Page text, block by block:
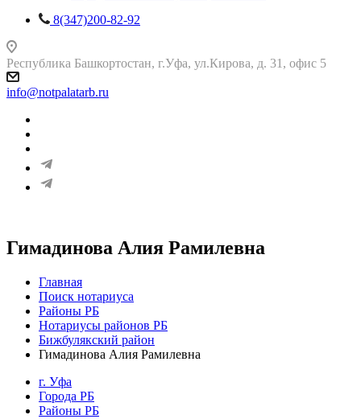
8(347)200-82-92
Республика Башкортостан, г.Уфа, ул.Кирова, д. 31, офис 5
info@notpalatarb.ru
Гимадинова Алия Рамилевна
Главная
Поиск нотариуса
Районы РБ
Нотариусы районов РБ
Бижбулякский район
Гимадинова Алия Рамилевна
г. Уфа
Города РБ
Районы РБ